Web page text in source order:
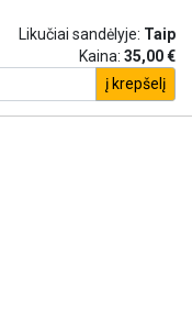
Likučiai sandėlyje: Taip
Kaina: 35,00 €
į krepšelį